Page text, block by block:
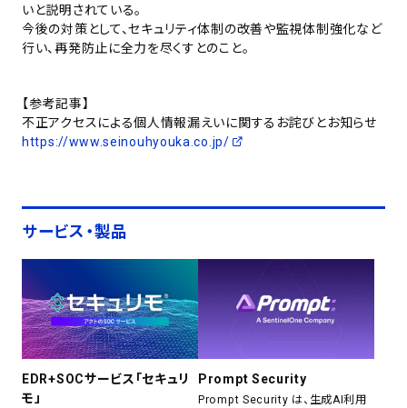
いと説明されている。
今後の対策として、セキュリティ体制の改善や監視体制強化など
行い、再発防止に全力を尽くすとのこと。
【参考記事】
不正アクセスによる個人情報漏えいに関するお詫びとお知らせ
https://www.seinouhyouka.co.jp/
サービス・製品
EDR+SOCサービス「セキュリ
モ」
Prompt Security
Prompt Security は、生成AI利用